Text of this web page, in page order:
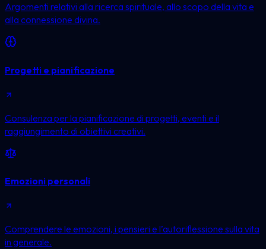
Argomenti relativi alla ricerca spirituale, allo scopo della vita e
alla connessione divina.
Progetti e pianificazione
Consulenza per la pianificazione di progetti, eventi e il
raggiungimento di obiettivi creativi.
Emozioni personali
Comprendere le emozioni, i pensieri e l’autoriflessione sulla vita
in generale.